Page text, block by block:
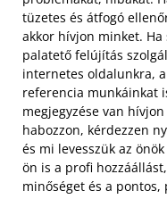
tüzetes és átfogó
akkor hívjon minket.
palatető felújítás
internetes oldalunkra,
referencia munkáinkat
megjegyzése van
habozzon, kérdezzen
és mi levesszük az
ön is a profi
minőséget és a